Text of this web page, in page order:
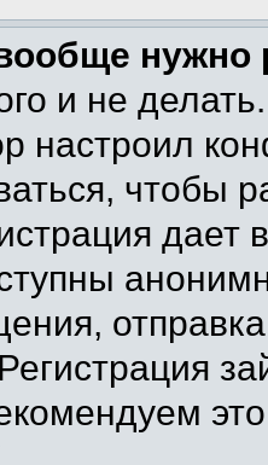
нужно
и не
настроил
чтобы